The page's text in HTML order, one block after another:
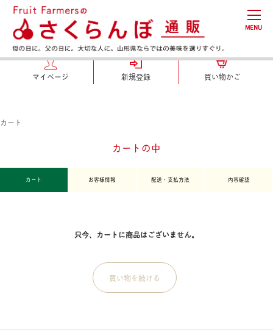
MENU
マイページ 新規登録 買い物かご
カート
カートの中
カート お客様情報 配送・支払方法 内容確認
只今、カートに商品はございません。